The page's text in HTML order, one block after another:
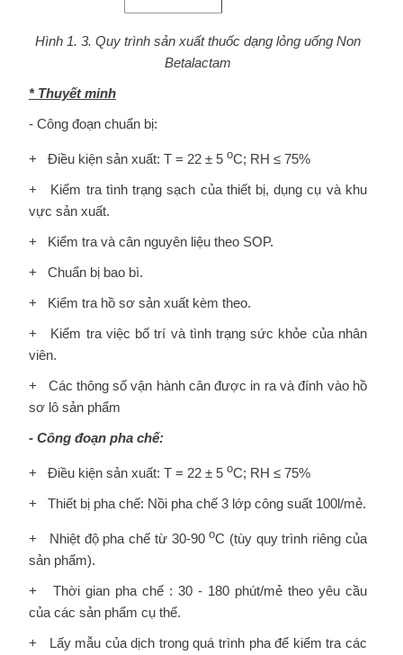
Hình 1. 3. Quy trình sản xuất thuốc dạng lỏng uống Non
Betalactam
* Thuyết minh
- Công đoạn chuẩn bị:
+ Điều kiện sản xuất: T = 22 ± 5 oC; RH ≤ 75%
+ Kiểm tra tình trạng sạch của thiết bị, dụng cụ và khu
vực sản xuất.
+ Kiểm tra và cân nguyên liệu theo SOP.
+ Chuẩn bị bao bì.
+ Kiểm tra hồ sơ sản xuất kèm theo.
+ Kiểm tra việc bố trí và tình trạng sức khỏe của nhân
viên.
+ Các thông số vận hành cân được in ra và đính vào hồ
sơ lô sản phẩm
- Công đoạn pha chế:
+ Điều kiện sản xuất: T = 22 ± 5 oC; RH ≤ 75%
+ Thiết bị pha chế: Nồi pha chế 3 lớp công suất 100l/mẻ.
+ Nhiệt độ pha chế từ 30-90oC (tùy quy trình riêng của
sản phẩm).
+ Thời gian pha chế : 30 - 180 phút/mẻ theo yêu cầu
của các sản phẩm cụ thể.
+ Lấy mẫu của dịch trong quá trình pha để kiểm tra các